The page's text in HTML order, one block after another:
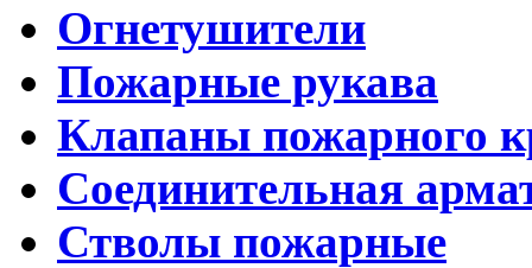
Огнетушители
Пожарные рукава
Клапаны пожарного
Соединительная
Стволы пожарные